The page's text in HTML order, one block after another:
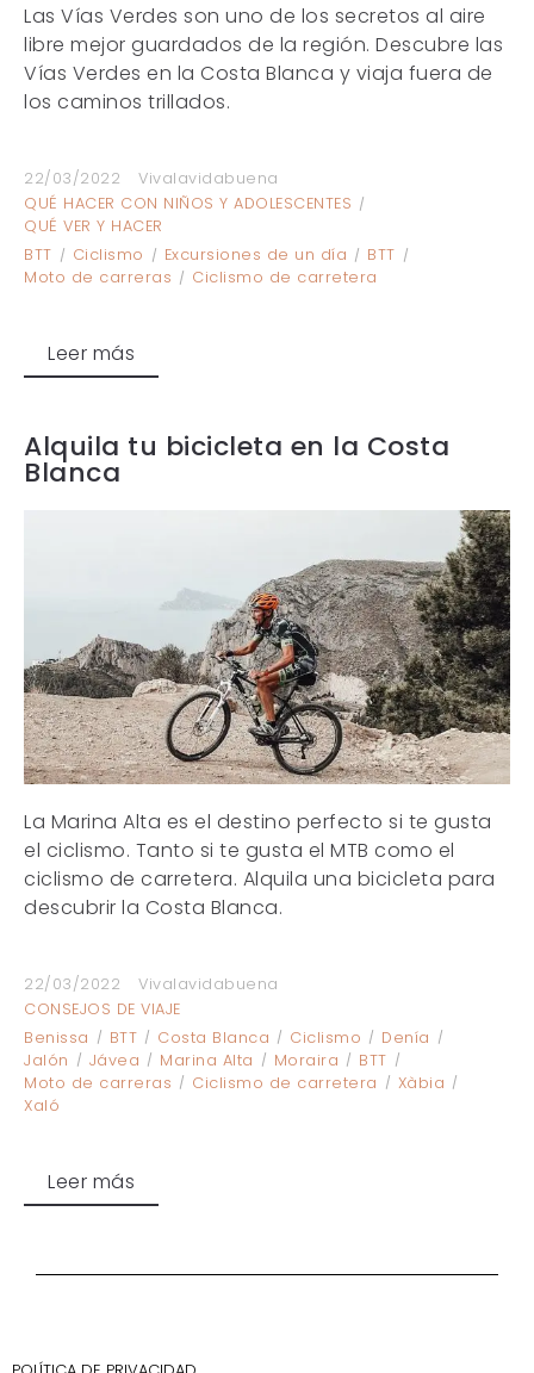
Las Vías Verdes son uno de los secretos al aire
libre mejor guardados de la región. Descubre las
Vías Verdes en la Costa Blanca y viaja fuera de
los caminos trillados.
22/03/2022
Vivalavidabuena
QUÉ HACER CON NIÑOS Y ADOLESCENTES
QUÉ VER Y HACER
BTT
Ciclismo Excursiones de un día
BTT
Moto de carreras
Ciclismo de carretera
Leer más
Alquila tu bicicleta en la Costa
Blanca
La Marina Alta es el destino perfecto si te gusta
el ciclismo. Tanto si te gusta el MTB como el
ciclismo de carretera. Alquila una bicicleta para
descubrir la Costa Blanca.
22/03/2022
Vivalavidabuena
CONSEJOS DE VIAJE
Benissa
BTT Costa Blanca Ciclismo
Denía
Jalón
Jávea Marina Alta Moraira
BTT
Moto de carreras
Ciclismo de carretera
Xàbia
Xaló
Leer más